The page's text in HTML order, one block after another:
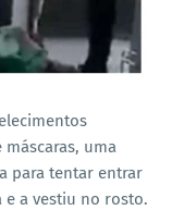
uma
para tentar entrar
a vestiu no rosto.